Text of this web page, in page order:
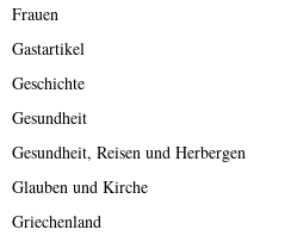
Frauen
Gastartikel
Geschichte
Gesundheit
Gesundheit, Reisen und Herbergen
Glauben und Kirche
Griechenland